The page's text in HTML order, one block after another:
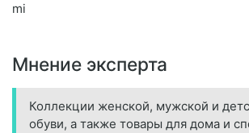
mi
Мнение эксперта
Коллекции женской, мужской и
обуви, а также товары для дома и